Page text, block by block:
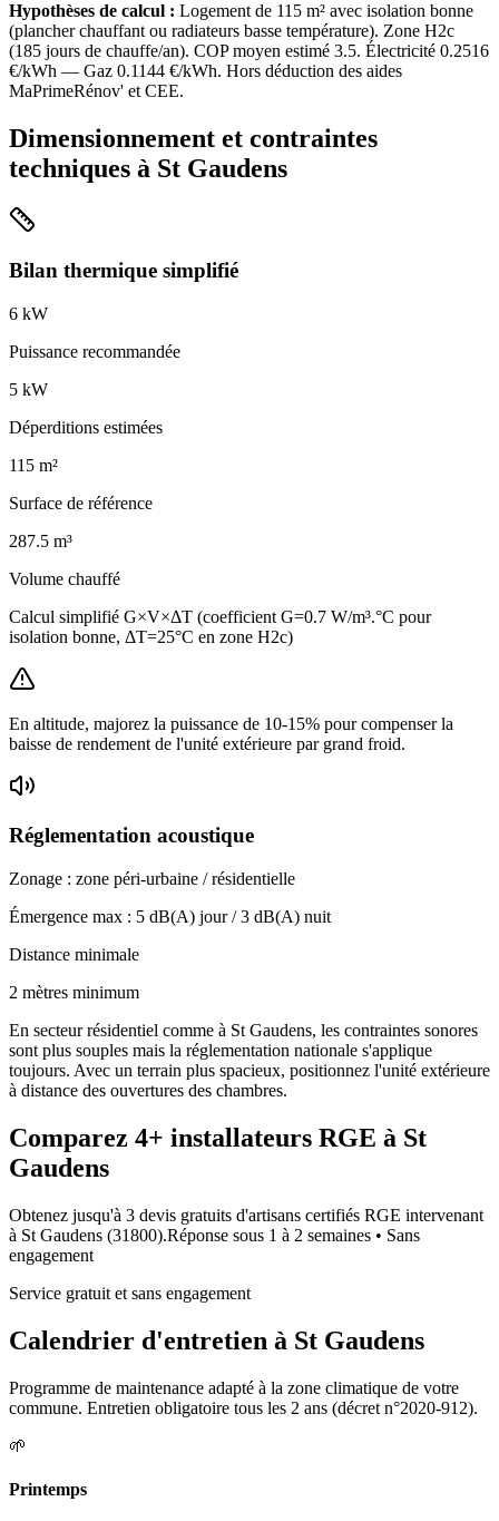
Hypothèses de calcul : Logement de 115 m² avec isolation bonne
(plancher chauffant ou radiateurs basse température). Zone H2c
(185 jours de chauffe/an). COP moyen estimé 3.5. Électricité 0.2516
€/kWh — Gaz 0.1144 €/kWh. Hors déduction des aides
MaPrimeRénov' et CEE.
Dimensionnement et contraintes
techniques à St Gaudens
Bilan thermique simplifié
6 kW
Puissance recommandée
5 kW
Déperditions estimées
115 m²
Surface de référence
287.5 m³
Volume chauffé
Calcul simplifié G×V×ΔT (coefficient G=0.7 W/m³.°C pour
isolation bonne, ΔT=25°C en zone H2c)
En altitude, majorez la puissance de 10-15% pour compenser la
baisse de rendement de l'unité extérieure par grand froid.
Réglementation acoustique
Zonage : zone péri-urbaine / résidentielle
Émergence max : 5 dB(A) jour /3 dB(A) nuit
Distance minimale
2 mètres minimum
En secteur résidentiel comme à St Gaudens, les contraintes sonores
sont plus souples mais la réglementation nationale s'applique
toujours. Avec un terrain plus spacieux, positionnez l'unité extérieure
à distance des ouvertures des chambres.
Comparez 4+ installateurs RGE à St
Gaudens
Obtenez jusqu'à 3 devis gratuits d'artisans certifiés RGE intervenant
à St Gaudens (31800).Réponse sous 1 à 2 semaines • Sans
engagement
Service gratuit et sans engagement
Calendrier d'entretien à St Gaudens
Programme de maintenance adapté à la zone climatique de votre
commune. Entretien obligatoire tous les 2 ans (décret n°2020-912).
🌱
Printemps